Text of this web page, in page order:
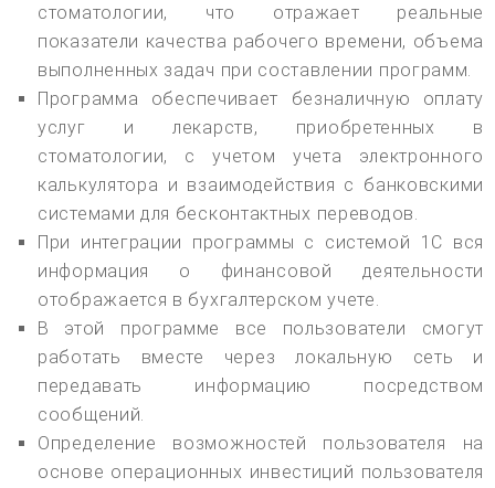
стоматологии, что отражает реальные
показатели качества рабочего времени, объема
выполненных задач при составлении программ.
Программа обеспечивает безналичную оплату
услуг и лекарств, приобретенных в
стоматологии, с учетом учета электронного
калькулятора и взаимодействия с банковскими
системами для бесконтактных переводов.
При интеграции программы с системой 1С вся
информация о финансовой деятельности
отображается в бухгалтерском учете.
В этой программе все пользователи смогут
работать вместе через локальную сеть и
передавать информацию посредством
сообщений.
Определение возможностей пользователя на
основе операционных инвестиций пользователя